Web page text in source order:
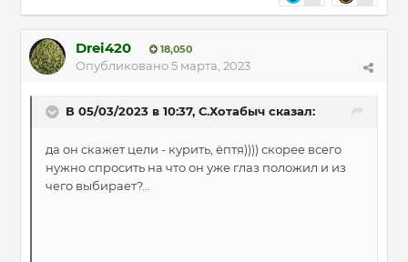
Drei420 18,050
Опубликовано5 марта, 2023
В 05/03/2023 в 10:37, С.Хотабыч сказал:
да он скажет цели - курить, ёптя)))) скорее всего
нужно спросить на что он уже глаз положил и из
чего выбирает?...